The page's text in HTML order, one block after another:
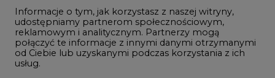
Gospodarka
Geopolityka
LTE450
Informacje o tym, jak korzystasz z naszej witryny,
udostępniamy partnerom społecznościowym,
reklamowym i analitycznym. Partnerzy mogą
połączyć te informacje z innymi danymi otrzymanymi
od Ciebie lub uzyskanymi podczas korzystania z ich
usług.